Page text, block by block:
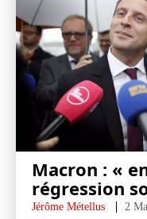
Macron : «
régression
Jérôme Métellus 2